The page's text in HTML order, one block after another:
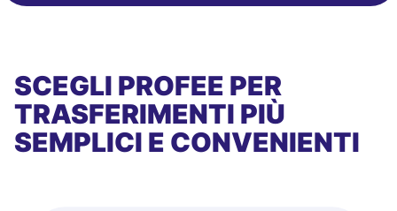
SCEGLI PROFEE PER
TRASFERIMENTI PIÙ
SEMPLICI E CONVENIENTI